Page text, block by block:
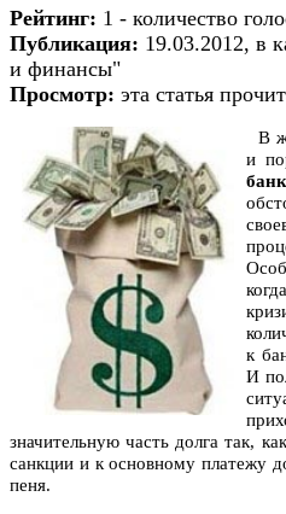
Рейтинг: 1 - количество
Публикация: 19.03.2012, в
и финансы"
Просмотр: эта статья
В
и
к
И
значительную часть долга так,
санкции и к основному платежу
пеня.